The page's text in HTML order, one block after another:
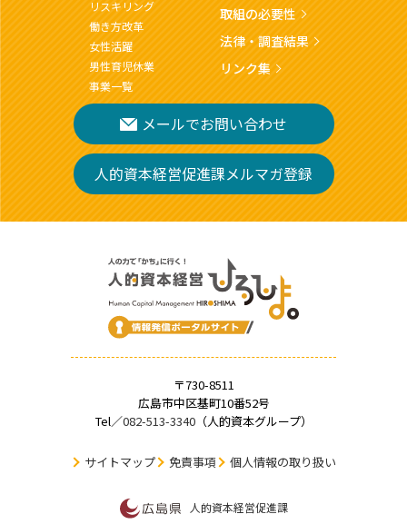
リスキリング
働き方改革
女性活躍
男性育児休業
事業一覧
取組の必要性
法律・調査結果
リンク集
メールでお問い合わせ
人的資本経営促進課メルマガ登録
〒730-8511
広島市中区基町10番52号
Tel／082-513-3340（人的資本グループ）
サイトマップ 免責事項 個人情報の取り扱い
人的資本経営促進課